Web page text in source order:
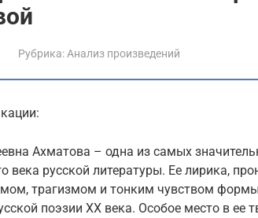
Рубрика: Анализ произведений
Ахматова – одна из самых
века русской литературы. Ее лирика,
трагизмом и тонким чувством
поэзии XX века. Особое место в